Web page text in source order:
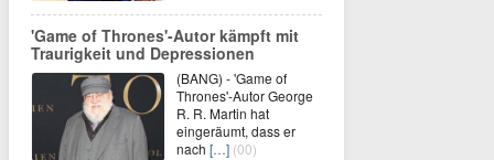
'Game of Thrones'-Autor kämpft mit
Traurigkeit und Depressionen
(BANG) - 'Game of
Thrones'-Autor George
R. R. Martin hat
eingeräumt, dass er
nach […] (00)